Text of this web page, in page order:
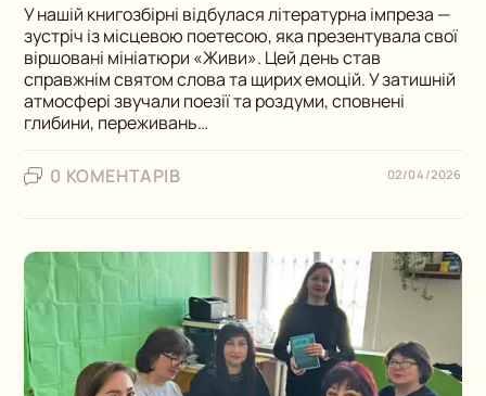
У нашій книгозбірні відбулася літературна імпреза —
зустріч із місцевою поетесою, яка презентувала свої
віршовані мініатюри «Живи». Цей день став
справжнім святом слова та щирих емоцій. У затишній
атмосфері звучали поезії та роздуми, сповнені
глибини, переживань…
0 КОМЕНТАРІВ 02/04/2026